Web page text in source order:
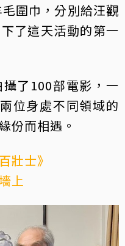
圍巾，分別給汪觀
了這天活動的第一
了100部電影，一
位身處不同領域的
份而相遇。
壯士》
上